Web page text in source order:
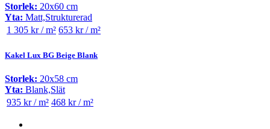
Storlek: 20x60 cm
Yta: Matt,Strukturerad
1 305 kr / m² 653 kr / m²
Kakel Lux BG Beige Blank
Storlek: 20x58 cm
Yta: Blank,Slät
935 kr / m² 468 kr / m²